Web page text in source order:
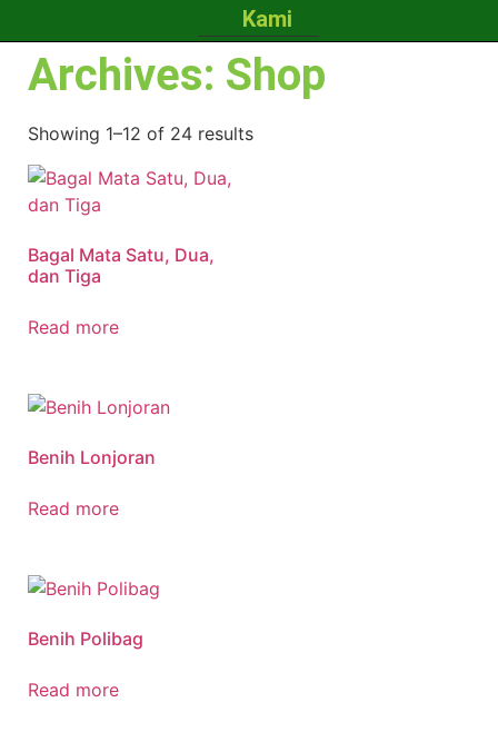
Kami
Archives: Shop
Showing 1–12 of 24 results
Bagal Mata Satu, Dua,
dan Tiga
Read more
Benih Lonjoran
Read more
Benih Polibag
Read more